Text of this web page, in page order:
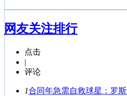
网友关注排行
点击
|
评论
1合同年急需自救球星：罗